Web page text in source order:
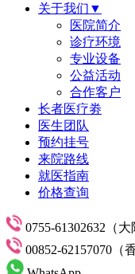
关于我们▼
医院简介
诊疗环境
专业设备
公益活动
合作客户
长者医疗劵
医生团队
预约挂号
来院路线
就医指南
价格查询
0755-61302632（大
00852-62157070（